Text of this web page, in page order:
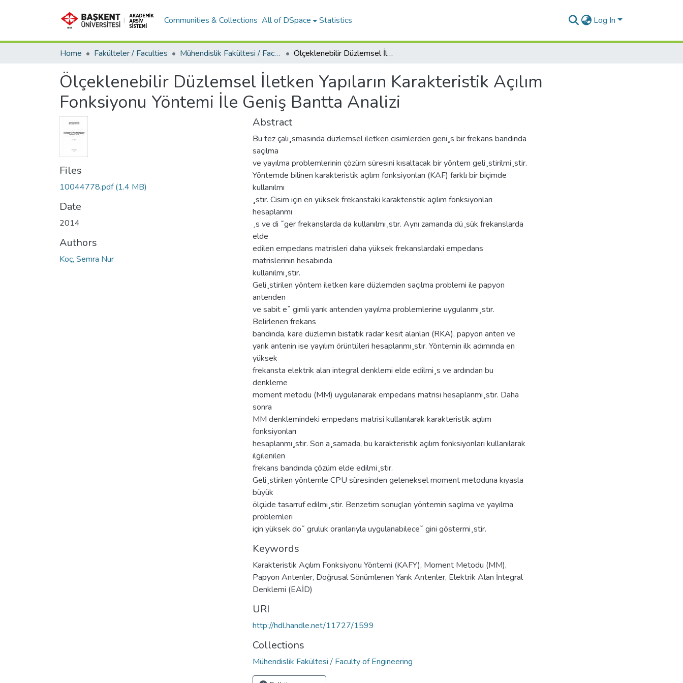
Communities & Collections All of DSpace Statistics Log In
Home Fakülteler / Faculties Mühendislik Fakültesi / Faculty of Engineering Ölçeklenebilir Düzlemsel İletken Yapıların Karakteristik Açılım Fonksiyonu Yöntemi İle Geniş Bantta Analizi
Ölçeklenebilir Düzlemsel İletken Yapıların Karakteristik Açılım
Fonksiyonu Yöntemi İle Geniş Bantta Analizi
Files
10044778.pdf(1.4 MB)
Date
2014
Authors
Koç, Semra Nur
Abstract
Bu tez çalı¸smasında düzlemsel iletken cisimlerden geni¸s bir frekans bandında
saçılma
ve yayılma problemlerinin çözüm süresini kısaltacak bir yöntem geli¸stirilmi¸stir.
Yöntemde bilinen karakteristik açılım fonksiyonları (KAF) farklı bir biçimde
kullanılmı
¸stır. Cisim için en yüksek frekanstaki karakteristik açılım fonksiyonları
hesaplanmı
¸s ve di ˘ger frekanslarda da kullanılmı¸stır. Aynı zamanda dü¸sük frekanslarda
elde
edilen empedans matrisleri daha yüksek frekanslardaki empedans
matrislerinin hesabında
kullanılmı¸stır.
Geli¸stirilen yöntem iletken kare düzlemden saçılma problemi ile papyon
antenden
ve sabit e˘ gimli yarık antenden yayılma problemlerine uygulanmı¸stır.
Belirlenen frekans
bandında, kare düzlemin bistatik radar kesit alanları (RKA), papyon anten ve
yarık antenin ise yayılım örüntüleri hesaplanmı¸stır. Yöntemin ilk adımında en
yüksek
frekansta elektrik alan integral denklemi elde edilmi¸s ve ardından bu
denkleme
moment metodu (MM) uygulanarak empedans matrisi hesaplanmı¸stır. Daha
sonra
MM denklemindeki empedans matrisi kullanılarak karakteristik açılım
fonksiyonları
hesaplanmı¸stır. Son a¸samada, bu karakteristik açılım fonksiyonları kullanılarak
ilgilenilen
frekans bandında çözüm elde edilmi¸stir.
Geli¸stirilen yöntemle CPU süresinden geleneksel moment metoduna kıyasla
büyük
ölçüde tasarruf edilmi¸stir. Benzetim sonuçları yöntemin saçılma ve yayılma
problemleri
için yüksek do˘ gruluk oranlarıyla uygulanabilece˘ gini göstermi¸stir.
Keywords
Karakteristik Açılım Fonksiyonu Yöntemi (KAFY), Moment Metodu (MM),
Papyon Antenler, Doğrusal Sönümlenen Yarık Antenler, Elektrik Alan İntegral
Denklemi (EAİD)
URI
http://hdl.handle.net/11727/1599
Collections
Mühendislik Fakültesi / Faculty of Engineering